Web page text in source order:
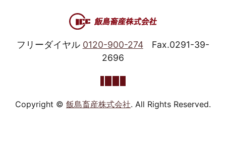
フリーダイヤル 0120-900-274
Fax.0291-39-
2696
Copyright © 飯島畜産株式会社. All Rights Reserved.